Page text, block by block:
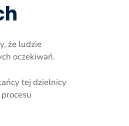
że ludzie
oczekiwań.
tej dzielnicy